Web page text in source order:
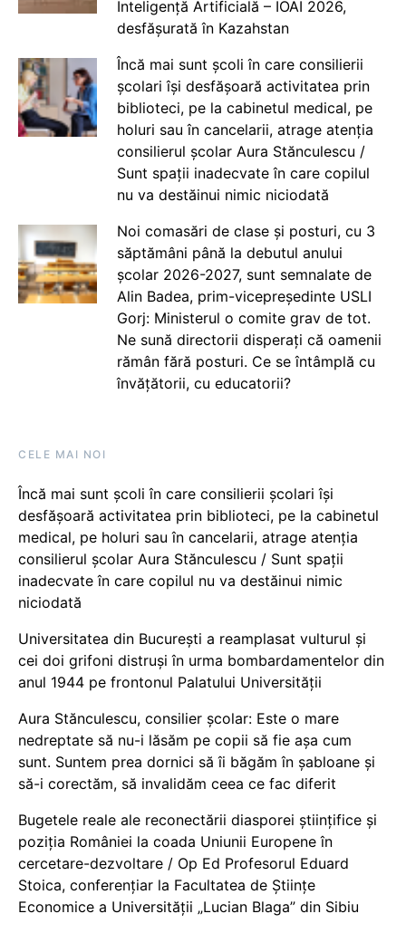
Inteligență Artificială – IOAI 2026,
desfășurată în Kazahstan
Încă mai sunt școli în care consilierii
școlari își desfășoară activitatea prin
biblioteci, pe la cabinetul medical, pe
holuri sau în cancelarii, atrage atenția
consilierul școlar Aura Stănculescu /
Sunt spații inadecvate în care copilul
nu va destăinui nimic niciodată
Noi comasări de clase și posturi, cu 3
săptămâni până la debutul anului
școlar 2026-2027, sunt semnalate de
Alin Badea, prim-vicepreședinte USLI
Gorj: Ministerul o comite grav de tot.
Ne sună directorii disperați că oamenii
rămân fără posturi. Ce se întâmplă cu
învățătorii, cu educatorii?
CELE MAI NOI
Încă mai sunt școli în care consilierii școlari își
desfășoară activitatea prin biblioteci, pe la cabinetul
medical, pe holuri sau în cancelarii, atrage atenția
consilierul școlar Aura Stănculescu / Sunt spații
inadecvate în care copilul nu va destăinui nimic
niciodată
Universitatea din București a reamplasat vulturul și
cei doi grifoni distruși în urma bombardamentelor din
anul 1944 pe frontonul Palatului Universității
Aura Stănculescu, consilier școlar: Este o mare
nedreptate să nu-i lăsăm pe copii să fie așa cum
sunt. Suntem prea dornici să îi băgăm în șabloane și
să-i corectăm, să invalidăm ceea ce fac diferit
Bugetele reale ale reconectării diasporei științifice și
poziția României la coada Uniunii Europene în
cercetare-dezvoltare / Op Ed Profesorul Eduard
Stoica, conferențiar la Facultatea de Științe
Economice a Universității „Lucian Blaga” din Sibiu